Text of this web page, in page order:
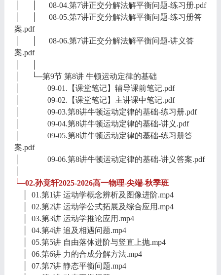
│ │ 08-04.第7讲正交分解法解平衡问题-练习册.pdf
│ │ 08-05.第7讲正交分解法解平衡问题-练习册答
案.pdf
│ │ 08-06.第7讲正交分解法解平衡问题-讲义答
案.pdf
│ └─第9节 第8讲 牛顿运动定律的基础
│ 09-01.【课堂笔记】辅导课前笔记.pdf
│ 09-02.【课堂笔记】主讲课中笔记.pdf
│ 09-03.第8讲牛顿运动定律的基础-练习册.pdf
│ 09-04.第8讲牛顿运动定律的基础-讲义.pdf
│ 09-05.第8讲牛顿运动定律的基础-练习册答
案.pdf
│ 09-06.第8讲牛顿运动定律的基础-讲义答案.pdf
└─02.孙竟轩2025-2026高一物理-尖端-秋季班
│ 01.第1讲 运动学概念辨析及图像进阶.mp4
│ 02.第2讲 运动学公式拓展及综合应用.mp4
│ 03.第3讲 运动学推论应用.mp4
│ 04.第4讲 追及相遇问题.mp4
│ 05.第5讲 自由落体进阶与竖直上抛.mp4
│ 06.第6讲 力的合成分解方法.mp4
│ 07.第7讲 静态平衡问题.mp4